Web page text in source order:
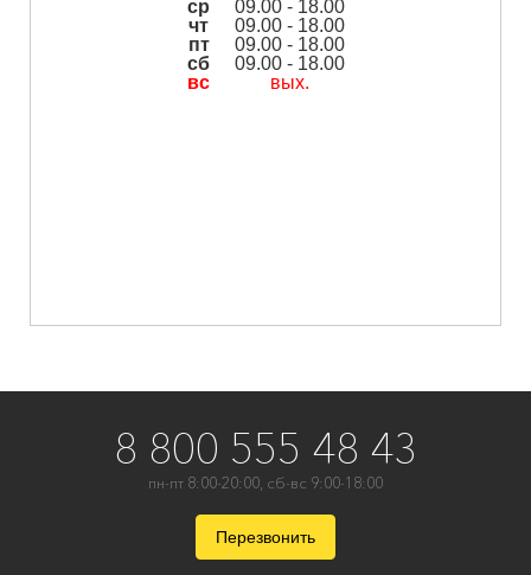
ср
09.00 - 18.00
чт
09.00 - 18.00
пт
09.00 - 18.00
сб
09.00 - 18.00
вс
вых.
8 800 555 48 43
пн-пт 8:00-20:00, сб-вс 9:00-18:00
Перезвонить